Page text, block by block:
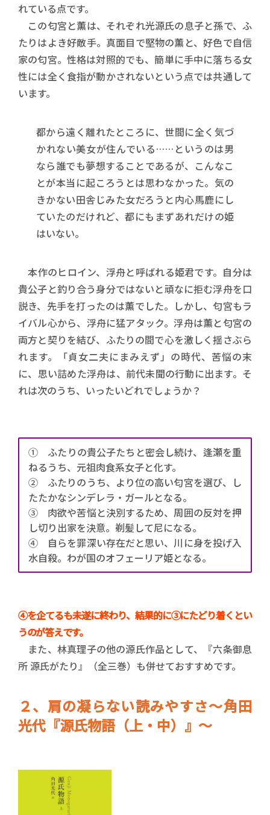
れている点です。
この匂宮と薫は、それぞれ光源氏の息子と孫で、ふ
たりはよき好敵手。真面目で堅物の薫と、好色で自信
家の匂宮。性格は対照的でも、簡単に手中に落ちる女
性には全く食指が動かされないという点では共通して
います。
都から遠く離れたところに、世間に全く気づ
かれない美女が住んでいる……というのは男
なら誰でも夢想することであるが、こんなこ
とが本当に起ころうとは思わなかった。気の
きかない田舎じみた女だろうと内心馬鹿にし
ていたのだけれど、都にもまずあれだけの姫
はいない。
本作のヒロイン、浮舟と呼ばれる姫君です。自分は
貴公子と釣り合う身分ではないと頑なに拒む浮舟を口
説き、先手を打ったのは薫でした。しかし、匂宮もラ
イバル心から、浮舟に猛アタック。浮舟は薫と匂宮の
両方と契りを結び、ふたりの間で心を激しく揺さぶら
れます。「貞女二夫にまみえず」の時代、苦悩の末
に、思い詰めた浮舟は、前代未聞の行動に出ます。そ
れは次のうち、いったいどれでしょうか？
① ふたりの貴公子たちと密会し続け、逢瀬を重
ねるうち、元祖肉食系女子と化す。
② ふたりのうち、より位の高い匂宮を選び、し
たたかなシンデレラ・ガールとなる。
③ 肉欲や苦悩と決別するため、周囲の反対を押
し切り出家を決意。剃髪して尼になる。
④ 自らを罪深い存在だと思い、川に身を投げ入
水自殺。わが国のオフェーリア姫となる。
④を企てるも未遂に終わり、結果的に③にたどり着くとい
うのが答えです。
また、林真理子の他の源氏作品として、『六条御息
所 源氏がたり』（全三巻）も併せておすすめです。
２、肩の凝らない読みやすさ～角田
光代『源氏物語（上・中）』～